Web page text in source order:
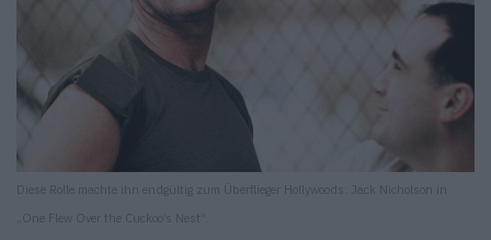
Diese Rolle machte ihn endgültig zum Überflieger Hollywoods: Jack Nicholson in
„One Flew Over the Cuckoo’s Nest“.